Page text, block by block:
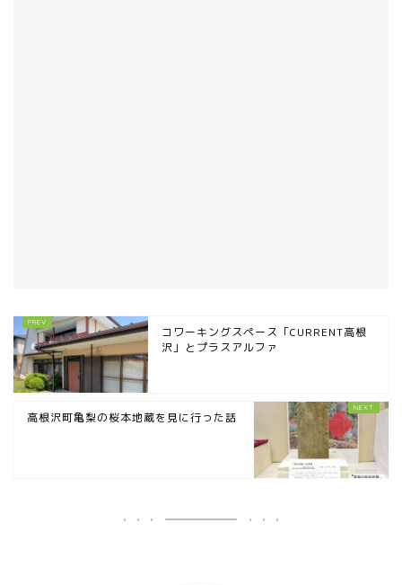
コワーキングスペース「CURRENT高根
沢」とプラスアルファ
高根沢町亀梨の桜本地蔵を見に行った話